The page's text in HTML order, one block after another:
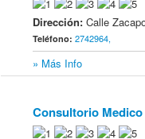
Dirección:Calle
Teléfono:2742964,
» Más Info
Consultorio